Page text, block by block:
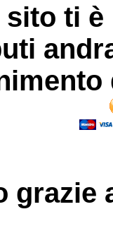
sito ti
grazie